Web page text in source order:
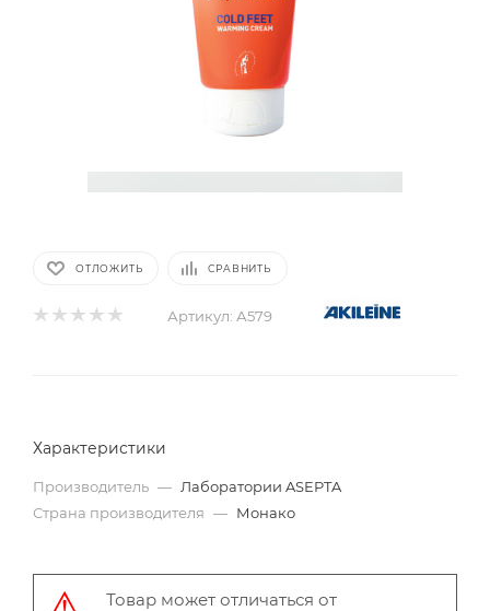
ОТЛОЖИТЬ СРАВНИТЬ
Артикул: А579
Характеристики
Производитель — Лаборатории ASEPTA
Страна производителя — Монако
Товар может отличаться от